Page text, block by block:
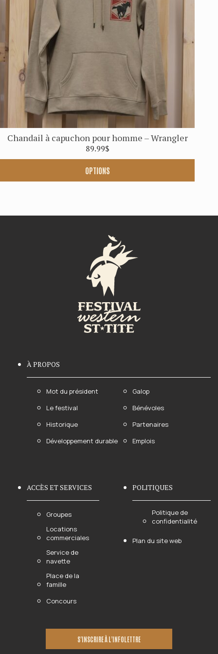
Chandail à capuchon pour homme – Wrangler
89.99$
OPTIONS
sur
la
À PROPOS
Mot du président
Le festival
Historique
Développement durable
Galop
Bénévoles
Partenaires
Emplois
ACCÈS ET SERVICES
Groupes
Locations
commerciales
Service de
navette
Place de la
famille
Concours
POLITIQUES
Politique de
confidentialité
Plan du site web
S’INSCRIRE À L’INFOLETTRE